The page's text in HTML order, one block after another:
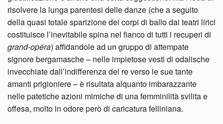
risolvere la lunga parentesi delle danze (che a seguito
della quasi totale sparizione dei corpi di ballo dai teatri lirici
costituisce l’inevitabile spina nel fianco di tutti i recuperi di
grand-opéra) affidandole ad un gruppo di attempate
signore bergamasche – nelle impietose vesti di odalische
invecchiate dall’indifferenza del re verso le sue tante
amanti prigioniere – è risultata alquanto imbarazzante
nelle patetiche azioni mimiche di una femminilità svilita e
offesa, molto in odore però di caricatura felliniana.